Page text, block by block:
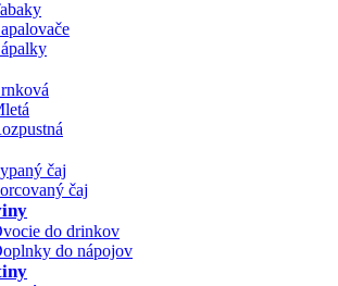
čaj
čaj
do drinkov
do nápojov